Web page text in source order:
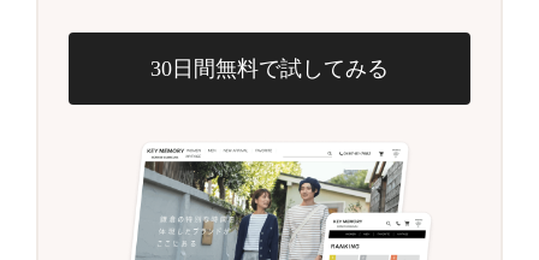
30日間無料で試してみる